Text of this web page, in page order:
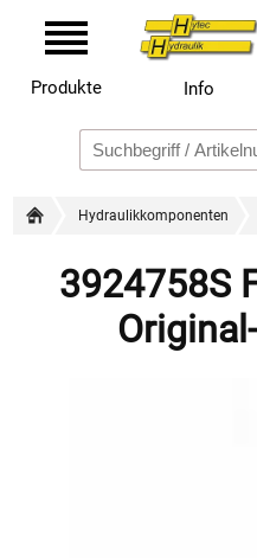
Produkte Info
Hydraulikkomponenten
3924758S